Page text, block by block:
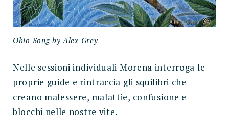
Ohio Song by Alex Grey
Nelle sessioni individuali Morena interroga le
proprie guide e rintraccia gli squilibri che
creano malessere, malattie, confusione e
blocchi nelle nostre vite.